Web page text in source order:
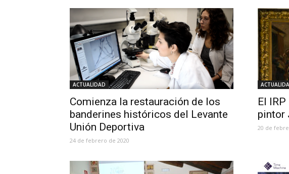
ACTUALIDAD
Comienza la restauración de los
banderines históricos del Levante
Unión Deportiva
24 de febrero de 2020
El
pintor
20 de